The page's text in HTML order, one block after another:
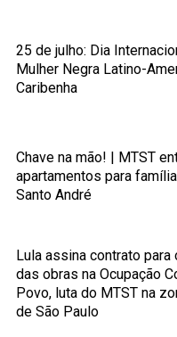
25 de julho: Dia
Mulher Negra Latino-
Caribenha
Chave na mão! | MTST
apartamentos para
Santo André
Lula assina contrato para
das obras na Ocupação
Povo, luta do MTST na
de São Paulo